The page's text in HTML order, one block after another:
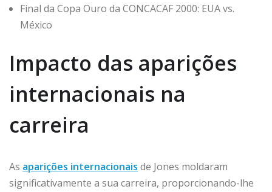
Final da Copa Ouro da CONCACAF 2000: EUA vs.
México
Impacto das aparições
internacionais na
carreira
As aparições internacionais de Jones moldaram
significativamente a sua carreira, proporcionando-lhe